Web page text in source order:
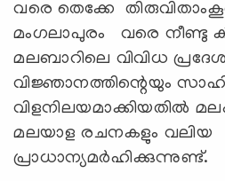
വരെ തെക്കേ
മംഗലാപുരം വരെ നീണ്ടു
മലബാറിലെ വിവിധ
വിജ്ഞാനത്തിന്റെയും
വിളനിലയമാക്കിയതിൽ
മലയാള രചനകളും വലിയ
പ്രാധാന്യമർഹിക്കുന്നുണ്ട്.